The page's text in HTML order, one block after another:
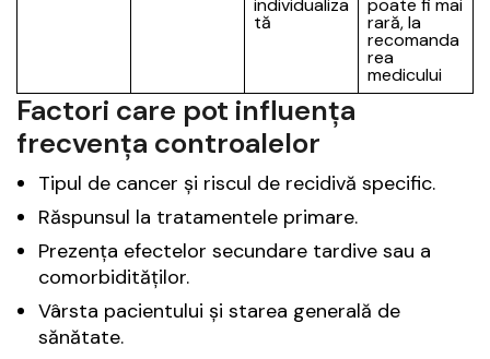
tă rară, la
recomanda
rea
medicului
Factori care pot influența
frecvența controalelor
Tipul de cancer și riscul de recidivă specific.
Răspunsul la tratamentele primare.
Prezența efectelor secundare tardive sau a
comorbidităților.
Vârsta pacientului și starea generală de
sănătate.